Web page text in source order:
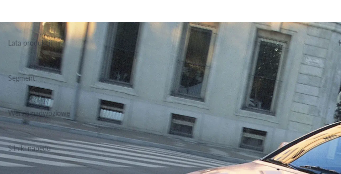
Lata produkcji
2000-2003
Segment
Grupa Terenowo Rekreacyjne, Klasa Wyższa
Wersje nadwoziowe
SUV
Silniki napędu
Benzyna